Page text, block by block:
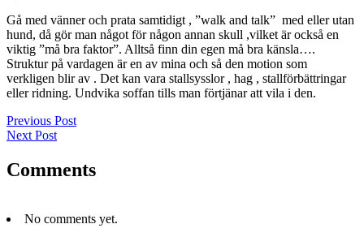
Gå med vänner och prata samtidigt , ”walk and talk” med eller utan
hund, då gör man något för någon annan skull ,vilket är också en
viktig ”må bra faktor”. Alltså finn din egen må bra känsla….
Struktur på vardagen är en av mina och så den motion som
verkligen blir av . Det kan vara stallsysslor , hag , stallförbättringar
eller ridning. Undvika soffan tills man förtjänar att vila i den.
Previous Post
Next Post
Comments
No comments yet.